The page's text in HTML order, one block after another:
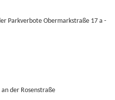
Parkverbote Obermarkstraße 17 a -
der Rosenstraße